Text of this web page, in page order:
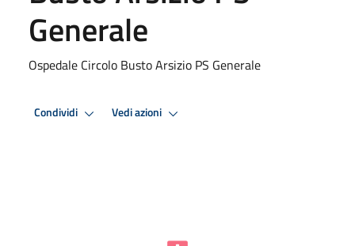
Generale
Ospedale Circolo Busto Arsizio PS Generale
Condividi Vedi azioni